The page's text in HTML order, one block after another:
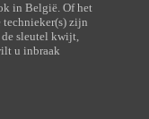
in België. Of het
technieker(s) zijn
de sleutel kwijt,
u inbraak